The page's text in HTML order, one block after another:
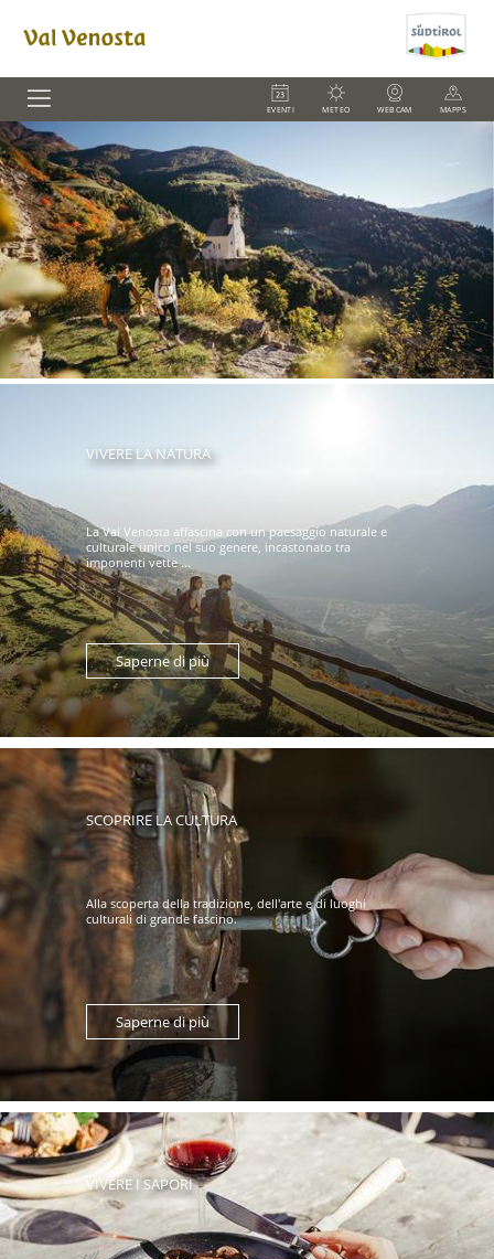
EVENTI METEO WEBCAM MAPPS
VIVERE LA NATURA
La Val Venosta affascina con un paesaggio naturale e
culturale unico nel suo genere, incastonato tra
imponenti vette ...
Saperne di più
SCOPRIRE LA CULTURA
Alla scoperta della tradizione, dell'arte e di luoghi
culturali di grande fascino.
Saperne di più
VIVERE I SAPORI